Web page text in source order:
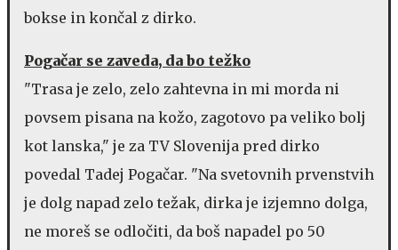
bokse in končal z dirko.
Pogačar se zaveda, da bo težko
"Trasa je zelo, zelo zahtevna in mi morda ni
povsem pisana na kožo, zagotovo pa veliko bolj
kot lanska," je za TV Slovenija pred dirko
povedal Tadej Pogačar. "Na svetovnih prvenstvih
je dolg napad zelo težak, dirka je izjemno dolga,
ne moreš se odločiti, da boš napadel po 50